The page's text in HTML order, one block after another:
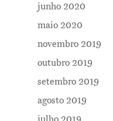
junho 2020
maio 2020
novembro 2019
outubro 2019
setembro 2019
agosto 2019